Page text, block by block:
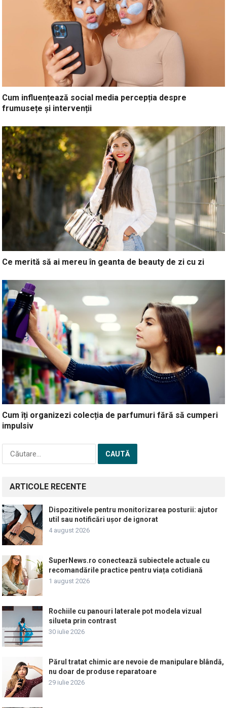
Cum influențează social media percepția despre
frumusețe și intervenții
Ce merită să ai mereu în geanta de beauty de zi cu zi
Cum îți organizezi colecția de parfumuri fără să cumperi
impulsiv
Caută
ARTICOLE RECENTE
Dispozitivele pentru monitorizarea posturii: ajutor
util sau notificări ușor de ignorat
4 august 2026
SuperNews.ro conectează subiectele actuale cu
recomandările practice pentru viața cotidiană
1 august 2026
Rochiile cu panouri laterale pot modela vizual
silueta prin contrast
30 iulie 2026
Părul tratat chimic are nevoie de manipulare blândă,
nu doar de produse reparatoare
29 iulie 2026